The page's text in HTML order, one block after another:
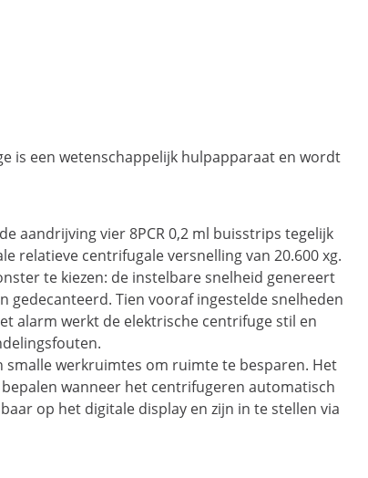
is een wetenschappelijk hulpapparaat en wordt
aandrijving vier 8PCR 0,2 ml buisstrips tegelijk
relatieve centrifugale versnelling van 20.600 xg.
te kiezen: de instelbare snelheid genereert
gedecanteerd. Tien vooraf ingestelde snelheden
alarm werkt de elektrische centrifuge stil en
werkruimtes om ruimte te besparen. Het
wanneer het centrifugeren automatisch
op het digitale display en zijn in te stellen via